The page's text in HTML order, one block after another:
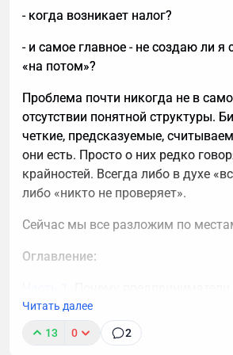
- когда возникает налог?
- и самое главное - не создаю ли я
«на потом»?
Проблема почти никогда не в
отсутствии понятной структуры.
четкие, предсказуемые,
они есть. Просто о них редко
крайностей. Всегда либо в духе
либо «никто не проверяет».
Сейчас мы все разложим по
Оглавление:
чаще смотрят в сторону крипты
Часть 2. Что в РФ можно делать с
Читать далее
13 0 2